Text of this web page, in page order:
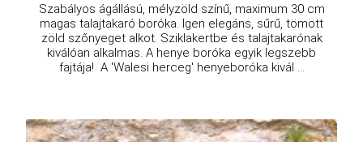
Szabályos ágállású, mélyzöld színű, maximum 30 cm
magas talajtakaró boróka. Igen elegáns, sűrű, tömött
zöld szőnyeget alkot. Sziklakertbe és talajtakarónak
kiválóan alkalmas. A henye boróka egyik legszebb
fajtája! A 'Walesi herceg' henyeboróka kivál ...